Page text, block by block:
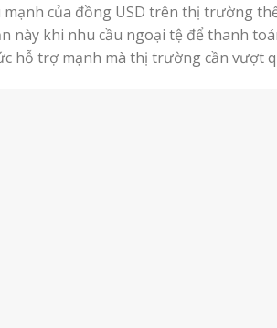
của đồng USD trên thị trường
này khi nhu cầu ngoại tệ để thanh
hỗ trợ mạnh mà thị trường cần vượt